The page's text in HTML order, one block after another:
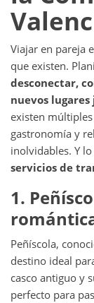
Viajar en pareja
que existen.
desconectar,
nuevos
existen
gastronomía y
inolvidables. Y
servicios de
1.
Peñíscola,
destino ideal
casco antiguo y
perfecto para